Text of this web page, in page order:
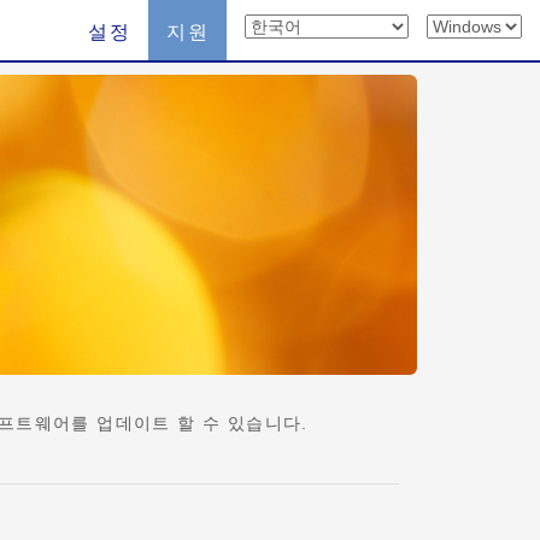
설정 지원
웨어를 업데이트 할 수 있습니다.